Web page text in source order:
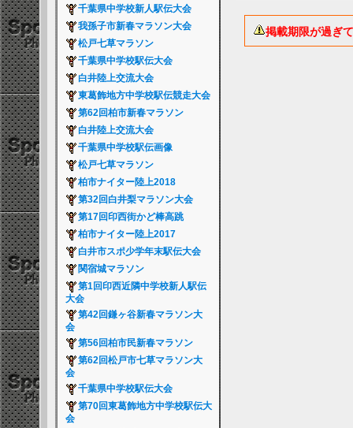
千葉県中学校新人駅伝大会
我孫子市新春マラソン大会
松戸七草マラソン
千葉県中学校駅伝大会
白井陸上交流大会
東葛飾地方中学校駅伝競走大会
第62回柏市新春マラソン
白井陸上交流大会
千葉県中学校駅伝画像
松戸七草マラソン
柏市ナイター陸上2018
第32回白井梨マラソン大会
第17回印西街かど棒高跳
柏市ナイター陸上2017
白井市スポ少学年末駅伝大会
関宿城マラソン
第1回印西近隣中学校新人駅伝
大会
第42回鎌ヶ谷新春マラソン大
会
第56回柏市民新春マラソン
第62回松戸市七草マラソン大
会
千葉県中学校駅伝大会
第70回東葛飾地方中学校駅伝大
会
掲載期限が過ぎ